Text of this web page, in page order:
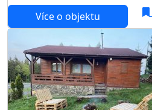
Více o objektu